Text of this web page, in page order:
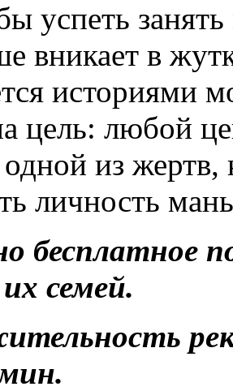
успеть
вникает в
историями
цель: любой
из
личность
бесплатное
семей.